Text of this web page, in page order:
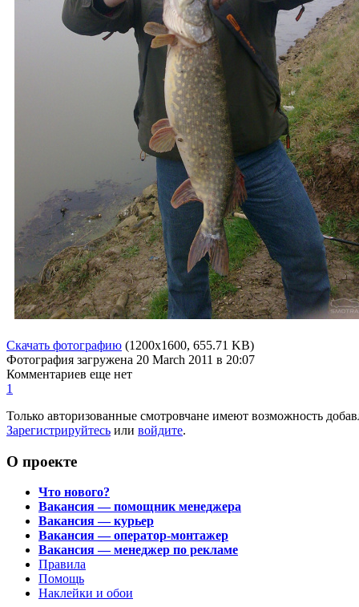
Скачать фотографию (1200x1600, 655.71 KB)
Фотография загружена 20 March 2011 в 20:07
Комментариев еще нет
1
Только авторизованные смотровчане имеют возможность
Зарегистрируйтесь или войдите.
О проекте
Что нового?
Вакансия — помощник менеджера
Вакансия — курьер
Вакансия — оператор-монтажер
Вакансия — менеджер по рекламе
Правила
Помощь
Наклейки и обои